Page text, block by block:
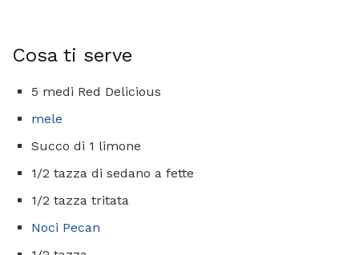
Cosa ti serve
5 medi Red Delicious
mele
Succo di 1 limone
1/2 tazza di sedano a fette
1/2 tazza tritata
Noci Pecan